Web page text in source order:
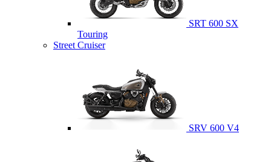
SRT 600 SX
Touring
Street Cruiser
SRV 600 V4